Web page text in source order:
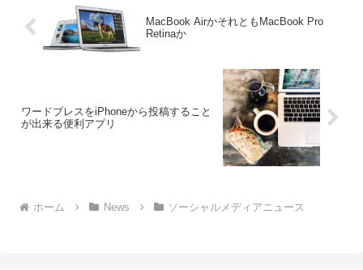
MacBook AirかそれともMacBook Pro
Retinaか
ワードプレスをiPhoneから投稿すること
が出来る便利アプリ
ホーム News ソーシャルメディアニュース